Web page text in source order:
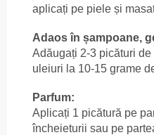
aplicați pe piele și
Adaos în șampoane,
Adăugați 2-3 picături
uleiuri la 10-15 grame
Parfum:
Aplicați 1 picătură pe
încheieturii sau pe